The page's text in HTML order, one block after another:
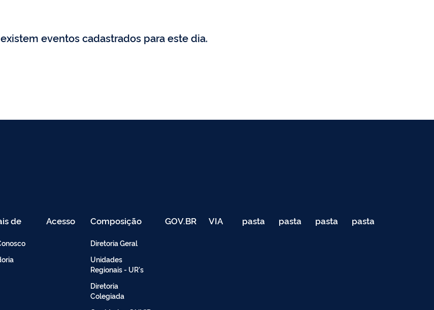
eventos cadastrados para este dia.
de Acesso
Restrito
Composição
Diretoria Geral
Unidades
Regionais - UR's
Diretoria
Colegiada
GOV.BR VIA
040
pasta
de
pasta
de
pasta
de
pasta
de